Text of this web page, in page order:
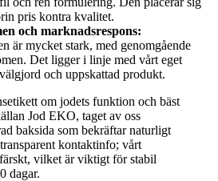
pris kontra kvalitet.
och marknadsrespons:
är mycket stark, med genomgående
Det ligger i linje med vårt eget
och uppskattad produkt.
baksida som bekräftar naturligt
kontaktinfo; vårt
vilket är viktigt för stabil
dagar.